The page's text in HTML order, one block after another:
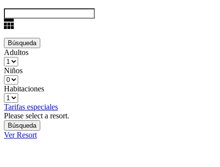
Adultos
Niños
Habitaciones
Tarifas especiales
Please select a resort.
Ver Resort